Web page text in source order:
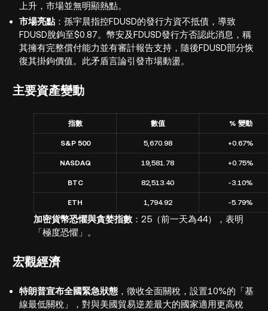
上升，市場並無明顯熱點。
市場亮點 ：孫宇晨指控FDUSD的發行方資不抵債，導致
FDUSD脫鉤至$0.87。幣安及FDUSD發行方否認此消息，稱
其擁有完整償付能力並有審計報告支持，隨後FDUSD部分恢
復其掛鉤價值。此矛盾言論引發市場動盪。
主要資產變動
指數 數值 % 變動
S&P 500 5,670.98 +0.67%
NASDAQ 19,581.78 +0.75%
BTC 82,513.40 -3.10%
ETH 1,794.92 -5.79%
加密貨幣恐懼與貪婪指數 ：25（前一天為44），表明
「極度恐懼」。
宏觀經濟
特朗普宣布全國緊急狀態 ，徵收全面關稅，設置10%的「基
線最低關稅」，對與美國貿易逆差最大的國家適用更高稅